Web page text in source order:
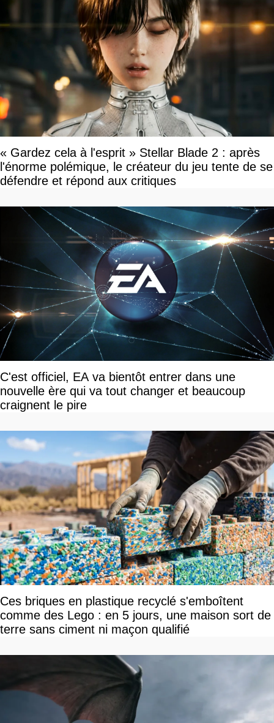
« Gardez cela à l'esprit » Stellar Blade 2 : après
l'énorme polémique, le créateur du jeu tente de se
défendre et répond aux critiques
C'est officiel, EA va bientôt entrer dans une
nouvelle ère qui va tout changer et beaucoup
craignent le pire
Ces briques en plastique recyclé s'emboîtent
comme des Lego : en 5 jours, une maison sort de
terre sans ciment ni maçon qualifié